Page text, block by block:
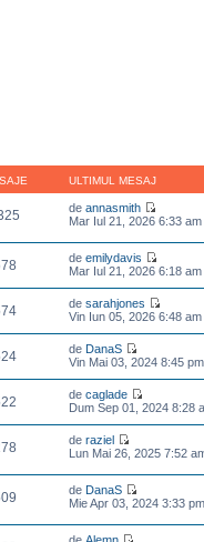
ULTIMUL MESAJ
deannasmith
Mar Iul 21, 2026 6:33 am
deemilydavis
Mar Iul 21, 2026 6:18 am
desarahjones
Vin Iun 05, 2026 6:48 am
de DanaS
Vin Mai 03, 2024 8:45 pm
decaglade
Dum Sep 01, 2024 8:28
deraziel
Lun Mai 26, 2025 7:52
de DanaS
Mie Apr 03, 2024 3:33 pm
deAlemn